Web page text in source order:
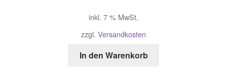
inkl. 7 % MwSt.
zzgl. Versandkosten
In den Warenkorb